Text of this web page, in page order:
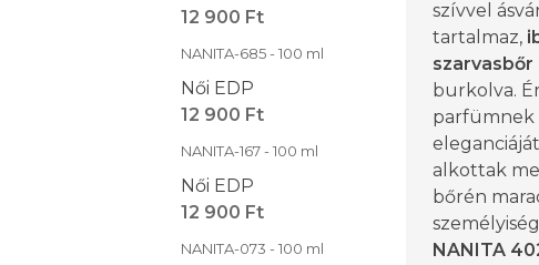
12 900 Ft
NANITA-685 - 100 ml
Női EDP
12 900 Ft
NANITA-167 - 100 ml
Női EDP
12 900 Ft
NANITA-073 - 100 ml
szívvel
tartalmaz,
szarvasbőr
burkolva.
parfümnek
alkottak
bőrén
NANITA